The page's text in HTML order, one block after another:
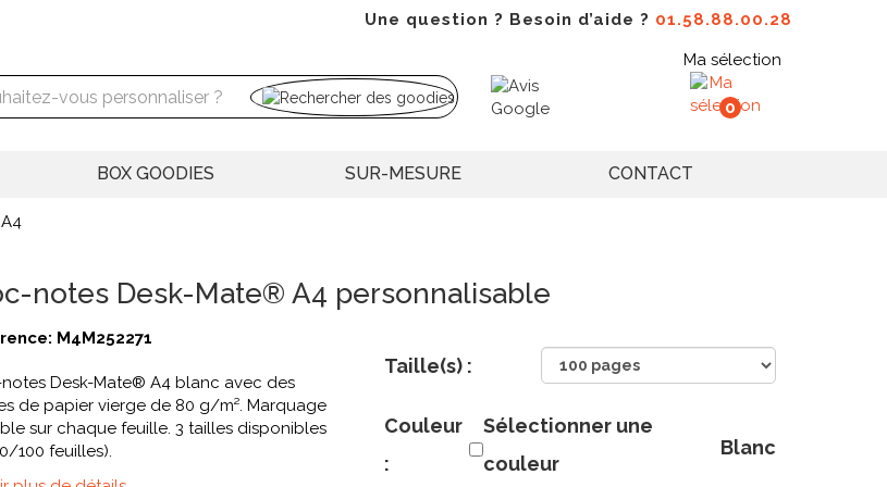
Une question ? Besoin d’aide ? 01.58.88.00.28
Ma sélection
0
BOX GOODIES SUR-MESURE CONTACT
notes Desk-Mate® A4 personnalisable
M4M252271
Desk-Mate® A4 blanc avec des
de papier vierge de 80 g/m². Marquage
sur chaque feuille. 3 tailles disponibles
100 feuilles).
Taille(s) :
Couleur
:
Sélectionner une
couleur
Blanc